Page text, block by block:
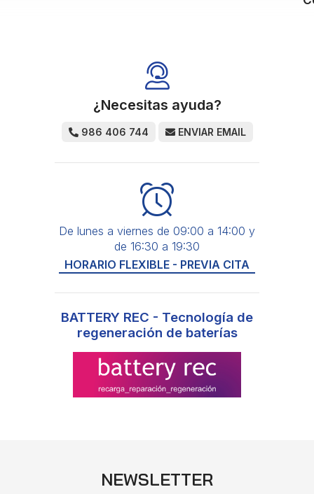
¿Necesitas ayuda?
986 406 744 ENVIAR EMAIL
De lunes a viernes de 09:00 a 14:00 y
de 16:30 a 19:30
HORARIO FLEXIBLE - PREVIA CITA
BATTERY REC - Tecnología de
regeneración de baterías
NEWSLETTER